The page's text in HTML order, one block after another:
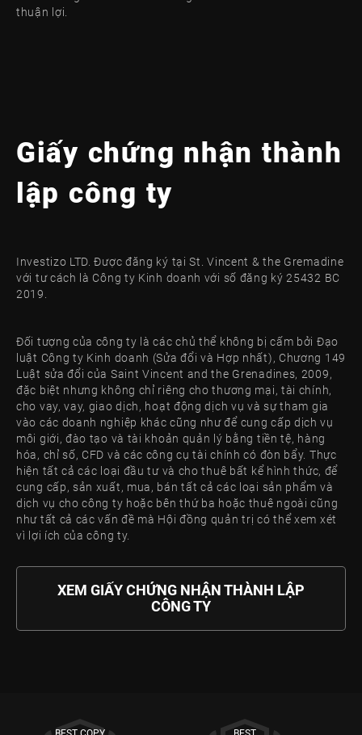
thuận lợi.
Giấy chứng nhận thành
lập công ty
Investizo LTD. Được đăng ký tại St. Vincent & the Gremadine
với tư cách là Công ty Kinh doanh với số đăng ký 25432 BC
2019.
Đối tượng của công ty là các chủ thể không bị cấm bởi Đạo
luật Công ty Kinh doanh (Sửa đổi và Hợp nhất), Chương 149
Luật sửa đổi của Saint Vincent and the Grenadines, 2009,
đặc biệt nhưng không chỉ riêng cho thương mại, tài chính,
cho vay, vay, giao dịch, hoạt động dịch vụ và sự tham gia
vào các doanh nghiệp khác cũng như để cung cấp dịch vụ
môi giới, đào tạo và tài khoản quản lý bằng tiền tệ, hàng
hóa, chỉ số, CFD và các công cụ tài chính có đòn bẩy. Thực
hiện tất cả các loại đầu tư và cho thuê bất kể hình thức, để
cung cấp, sản xuất, mua, bán tất cả các loại sản phẩm và
dịch vụ cho công ty hoặc bên thứ ba hoặc thuê ngoài cũng
như tất cả các vấn đề mà Hội đồng quản trị có thể xem xét
vì lợi ích của công ty.
XEM GIẤY CHỨNG NHẬN THÀNH LẬP
CÔNG TY